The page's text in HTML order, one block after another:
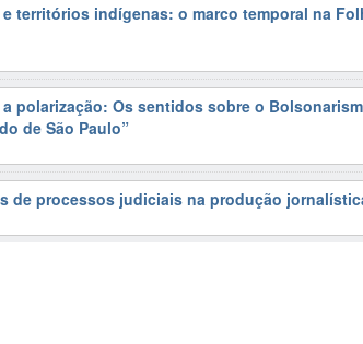
territórios indígenas: o marco temporal na
polarização: Os sentidos sobre o
de São Paulo”
de processos judiciais na produção